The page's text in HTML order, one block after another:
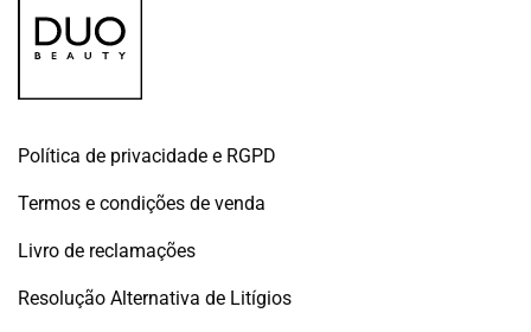
Política de privacidade e RGPD
Termos e condições de venda
Livro de reclamações
Resolução Alternativa de Litígios